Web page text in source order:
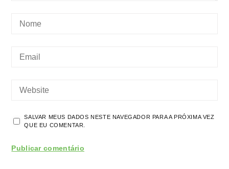
SALVAR MEUS DADOS NESTE NAVEGADOR PARA A PRÓXIMA VEZ
QUE EU COMENTAR.